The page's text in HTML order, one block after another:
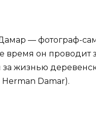
— фотограф-
время он проводит
за жизнью
Herman Damar).